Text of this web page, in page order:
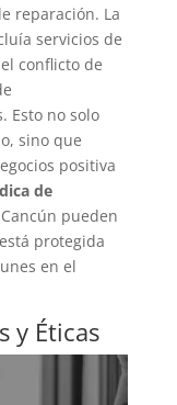
reparación. La
servicios de
conflicto de
Esto no solo
sino que
positiva
de
pueden
protegida
en el
y Éticas